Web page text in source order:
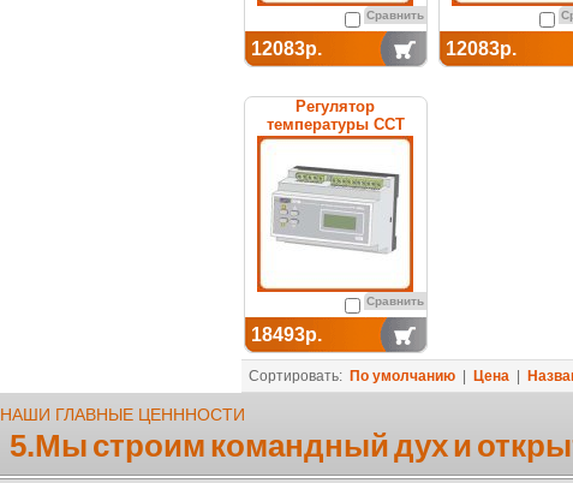
Сравнить
12083р. 12083р.
Регулятор
температуры ССТ
РТ-590 электронный
Сравнить
18493р.
Сортировать: По умолчанию| Цена|
НАШИ ГЛАВНЫЕ ЦЕНННОСТИ
5.Мы строим командный дух и